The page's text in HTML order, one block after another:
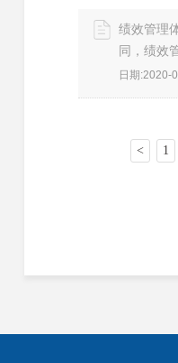
绩效管理
同，绩效
日期:2020-
< 1